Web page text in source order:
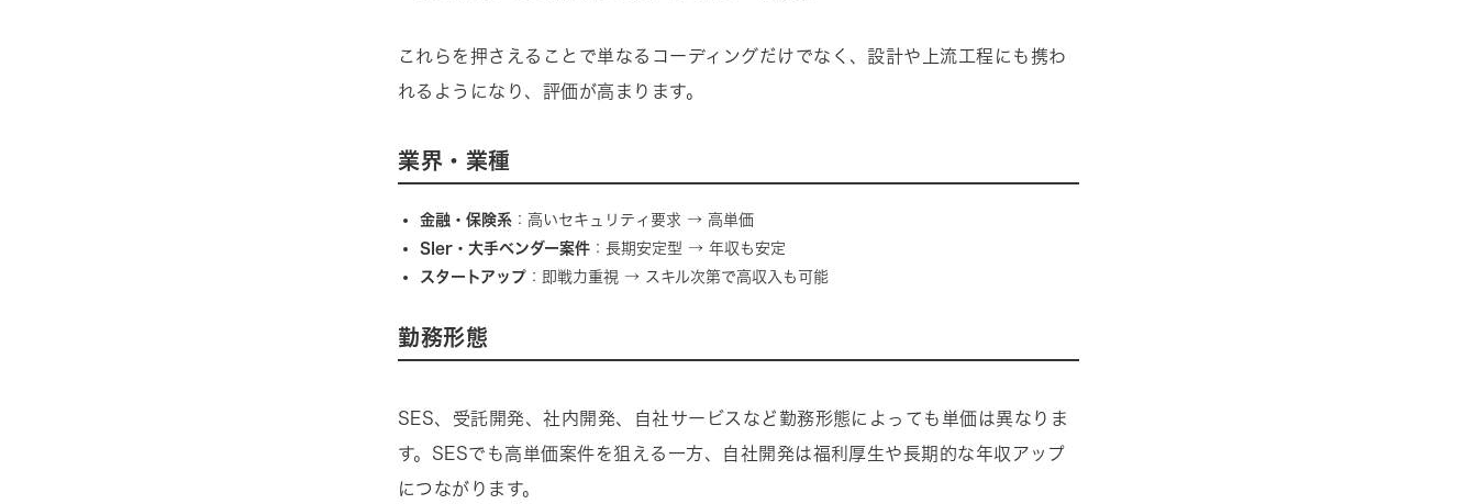
これらを押さえることで単なるコーディングだけでなく、設計や上流工程にも携わ
れるようになり、評価が高まります。
業界・業種
金融・保険系 ：高いセキュリティ要求 → 高単価
SIer・大手ベンダー案件 ：長期安定型 → 年収も安定
スタートアップ ：即戦力重視 → スキル次第で高収入も可能
勤務形態
SES、受託開発、社内開発、自社サービスなど勤務形態によっても単価は異なりま
す。SESでも高単価案件を狙える一方、自社開発は福利厚生や長期的な年収アップ
につながります。